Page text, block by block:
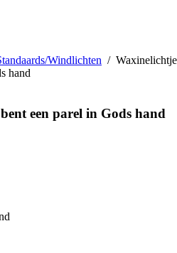
Windlichten / Waxinelichtje
hand
een parel in Gods hand